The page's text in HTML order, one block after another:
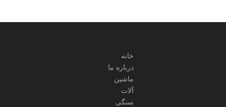
خانه
درباره ما
ماشین
آلات
سنگی